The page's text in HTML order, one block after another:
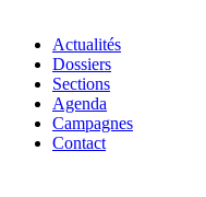
Actualités
Dossiers
Sections
Agenda
Campagnes
Contact